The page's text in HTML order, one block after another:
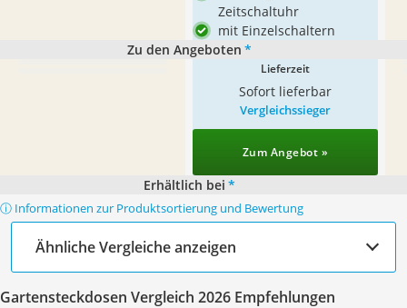
Zeitschaltuhr
mit Einzelschaltern
Zu den Angeboten *
Lieferzeit
Sofort lieferbar
Vergleichssieger
Zum Angebot »
Erhältlich bei *
ⓘ Informationen zur Produktsortierung und Bewertung
Ähnliche Vergleiche anzeigen
Gartensteckdosen Vergleich 2026 Empfehlungen